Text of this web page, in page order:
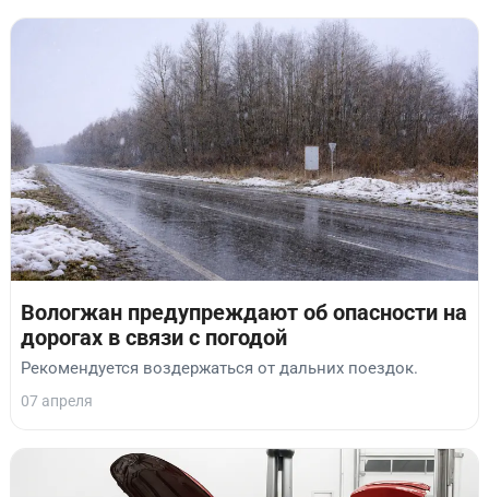
Вологжан предупреждают об опасности на
дорогах в связи с погодой
Рекомендуется воздержаться от дальних поездок.
07 апреля